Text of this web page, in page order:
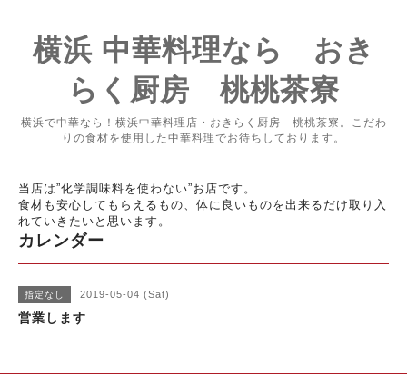
横浜 中華料理なら おき
らく厨房 桃桃茶寮
横浜で中華なら！横浜中華料理店・おきらく厨房 桃桃茶寮。こだわ
りの食材を使用した中華料理でお待ちしております。
当店は”化学調味料を使わない”お店です。
食材も安心してもらえるもの、体に良いものを出来るだけ取り入
れていきたいと思います。
カレンダー
指定なし 2019-05-04 (Sat)
営業します